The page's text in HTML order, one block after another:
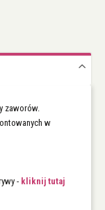
zaworów.
w
- kliknij tutaj